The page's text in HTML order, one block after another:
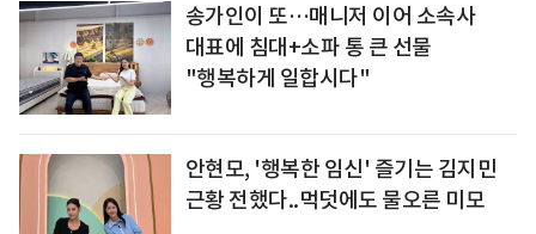
송가인이 또…매니저 이어 소속사
대표에 침대+소파 통 큰 선물
"행복하게 일합시다"
안현모, '행복한 임신' 즐기는 김지민
근황 전했다..먹덧에도 물오른 미모